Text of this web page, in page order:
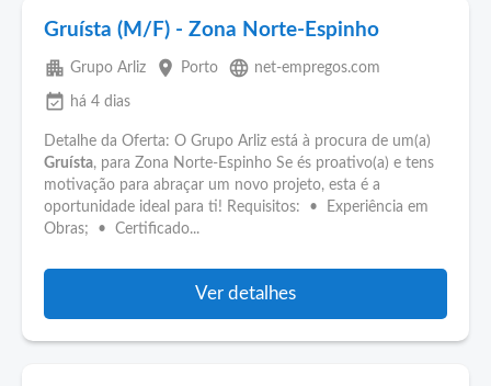
Gruísta (M/F) - Zona Norte-Espinho
apartment Grupo Arliz place Porto language net-empregos.com
event_available há 4 dias
Detalhe da Oferta: O Grupo Arliz está à procura de um(a)
Gruísta, para Zona Norte-Espinho Se és proativo(a) e tens
motivação para abraçar um novo projeto, esta é a
oportunidade ideal para ti! Requisitos: • Experiência em
Obras; • Certificado...
Ver detalhes